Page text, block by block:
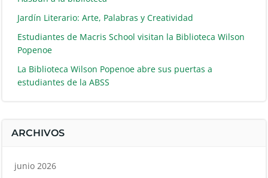
Jardín Literario: Arte, Palabras y Creatividad
Estudiantes de Macris School visitan la Biblioteca Wilson
Popenoe
La Biblioteca Wilson Popenoe abre sus puertas a
estudiantes de la ABSS
ARCHIVOS
junio 2026